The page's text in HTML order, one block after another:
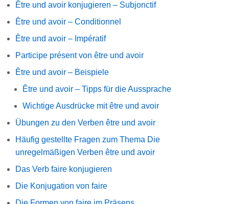
Être und avoir konjugieren – Subjonctif
Être und avoir – Conditionnel
Être und avoir – Impératif
Participe présent von être und avoir
Être und avoir – Beispiele
Être und avoir – Tipps für die Aussprache
Wichtige Ausdrücke mit être und avoir
Übungen zu den Verben être und avoir
Häufig gestellte Fragen zum Thema Die
unregelmäßigen Verben être und avoir
Das Verb faire konjugieren
Die Konjugation von faire